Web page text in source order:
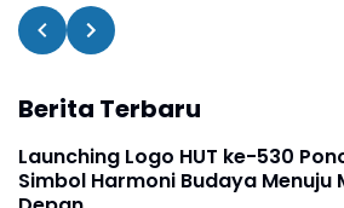
Berita Terbaru
Launching Logo HUT ke-530
Simbol Harmoni Budaya Menuju